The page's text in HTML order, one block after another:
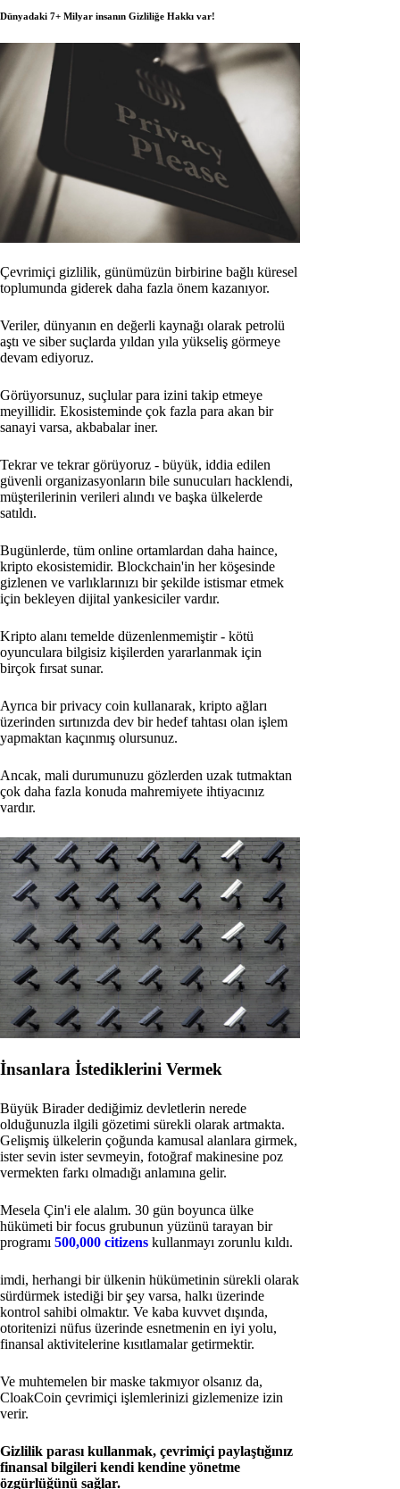
Dünyadaki 7+ Milyar insanın Gizliliğe Hakkı var!
Çevrimiçi gizlilik, günümüzün birbirine bağlı küresel
toplumunda giderek daha fazla önem kazanıyor.
Veriler, dünyanın en değerli kaynağı olarak petrolü
aştı ve siber suçlarda yıldan yıla yükseliş görmeye
devam ediyoruz.
Görüyorsunuz, suçlular para izini takip etmeye
meyillidir. Ekosisteminde çok fazla para akan bir
sanayi varsa, akbabalar iner.
Tekrar ve tekrar görüyoruz - büyük, iddia edilen
güvenli organizasyonların bile sunucuları hacklendi,
müşterilerinin verileri alındı ve başka ülkelerde
satıldı.
Bugünlerde, tüm online ortamlardan daha haince,
kripto ekosistemidir. Blockchain'in her köşesinde
gizlenen ve varlıklarınızı bir şekilde istismar etmek
için bekleyen dijital yankesiciler vardır.
Kripto alanı temelde düzenlenmemiştir - kötü
oyunculara bilgisiz kişilerden yararlanmak için
birçok fırsat sunar.
Ayrıca bir privacy coin kullanarak, kripto ağları
üzerinden sırtınızda dev bir hedef tahtası olan işlem
yapmaktan kaçınmış olursunuz.
Ancak, mali durumunuzu gözlerden uzak tutmaktan
çok daha fazla konuda mahremiyete ihtiyacınız
vardır.
İnsanlara İstediklerini Vermek
Büyük Birader dediğimiz devletlerin nerede
olduğunuzla ilgili gözetimi sürekli olarak artmakta.
Gelişmiş ülkelerin çoğunda kamusal alanlara girmek,
ister sevin ister sevmeyin, fotoğraf makinesine poz
vermekten farkı olmadığı anlamına gelir.
Mesela Çin'i ele alalım. 30 gün boyunca ülke
hükümeti bir focus grubunun yüzünü tarayan bir
programı 500,000 citizens kullanmayı zorunlu kıldı.
imdi, herhangi bir ülkenin hükümetinin sürekli olarak
sürdürmek istediği bir şey varsa, halkı üzerinde
kontrol sahibi olmaktır. Ve kaba kuvvet dışında,
otoritenizi nüfus üzerinde esnetmenin en iyi yolu,
finansal aktivitelerine kısıtlamalar getirmektir.
Ve muhtemelen bir maske takmıyor olsanız da,
CloakCoin çevrimiçi işlemlerinizi gizlemenize izin
verir.
Gizlilik parası kullanmak, çevrimiçi paylaştığınız
finansal bilgileri kendi kendine yönetme
özgürlüğünü sağlar.